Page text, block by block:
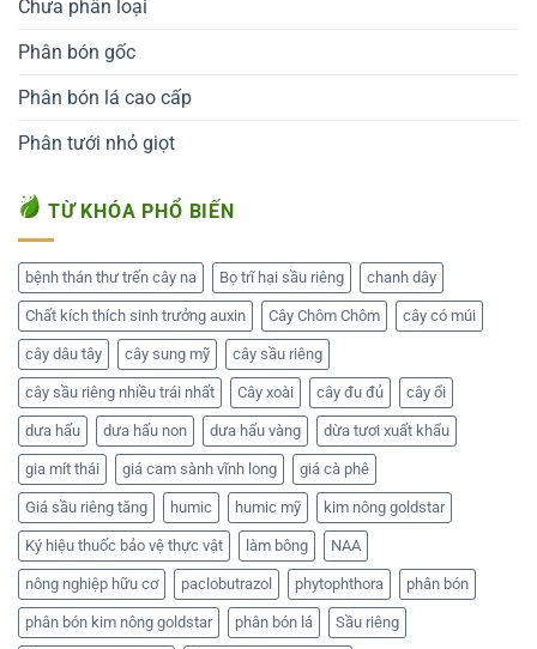
Chưa phân loại
Phân bón gốc
Phân bón lá cao cấp
Phân tưới nhỏ giọt
TỪ KHÓA PHỔ BIẾN
bệnh thán thư trến cây na Bọ trĩ hại sầu riêng chanh dây
Chất kích thích sinh trưởng auxin Cây Chôm Chôm cây có múi
cây dâu tây cây sung mỹ cây sầu riêng
cây sầu riêng nhiều trái nhất Cây xoài cây đu đủ cây ổi
dưa hấu dưa hấu non dưa hấu vàng dừa tươi xuất khẩu
gia mít thái giá cam sành vĩnh long giá cà phê
Giá sầu riêng tăng humic humic mỹ kim nông goldstar
Ký hiệu thuốc bảo vệ thực vật làm bông NAA
nông nghiệp hữu cơ paclobutrazol phytophthora phân bón
phân bón kim nông goldstar phân bón lá Sầu riêng